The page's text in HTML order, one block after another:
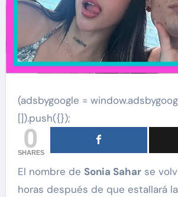
(adsbygoogle =
[]).push({});
0
SHARES
El nombre de Sonia Saharse
horas después de que estallará